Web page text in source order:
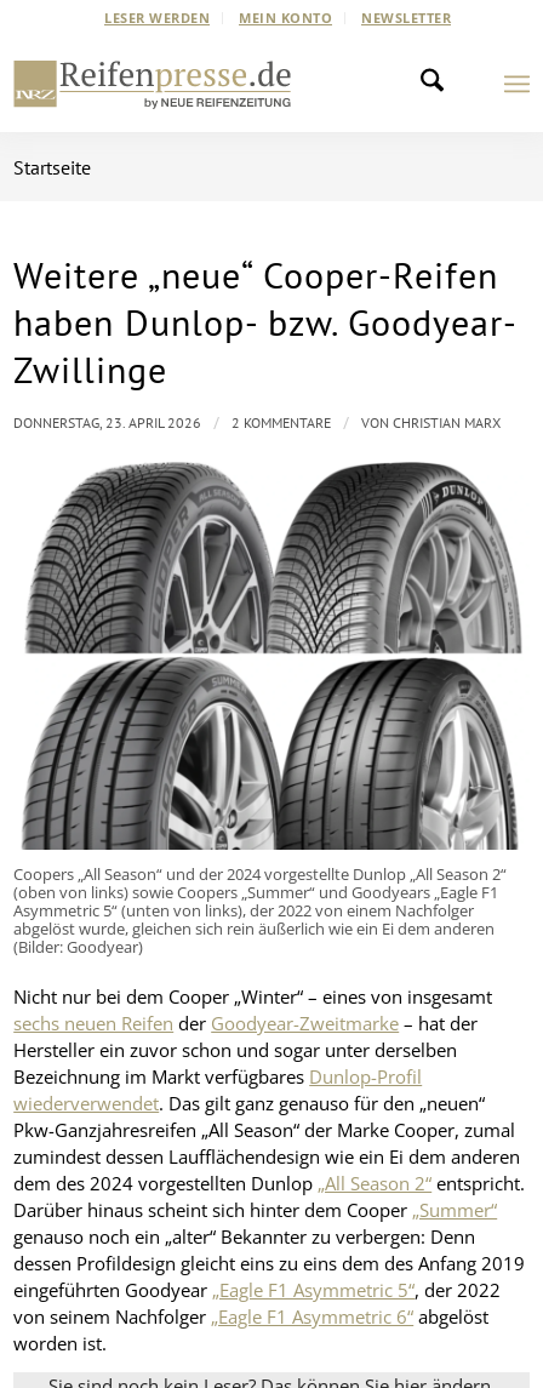
LESER WERDEN MEIN KONTO NEWSLETTER
Startseite
Weitere „neue“ Cooper-Reifen
haben Dunlop- bzw. Goodyear-
Zwillinge
Coopers „All Season“ und der 2024 vorgestellte Dunlop „All Season 2“
(oben von links) sowie Coopers „Summer“ und Goodyears „Eagle F1
Asymmetric 5“ (unten von links), der 2022 von einem Nachfolger
abgelöst wurde, gleichen sich rein äußerlich wie ein Ei dem anderen
(Bilder: Goodyear)
Nicht nur bei dem Cooper „Winter“ – eines von insgesamt
sechs neuen Reifen der Goodyear-Zweitmarke – hat der
Hersteller ein zuvor schon und sogar unter derselben
Bezeichnung im Markt verfügbares Dunlop-Profil
wiederverwendet. Das gilt ganz genauso für den „neuen“
Pkw-Ganzjahresreifen „All Season“ der Marke Cooper, zumal
zumindest dessen Laufflächendesign wie ein Ei dem anderen
dem des 2024 vorgestellten Dunlop „All Season 2“ entspricht.
Darüber hinaus scheint sich hinter dem Cooper „Summer“
genauso noch ein „alter“ Bekannter zu verbergen: Denn
dessen Profildesign gleicht eins zu eins dem des Anfang 2019
eingeführten Goodyear „Eagle F1 Asymmetric 5“, der 2022
von seinem Nachfolger „Eagle F1 Asymmetric 6“ abgelöst
worden ist.
DONNERSTAG, 23. APRIL 2026 / 2 KOMMENTARE / VONCHRISTIAN MARX